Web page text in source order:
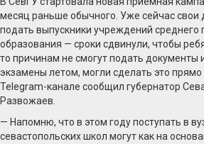
месяц раньше обычного. Уже сейчас свои
подать выпускники учреждений среднего
образования — сроки сдвинули, чтобы
то причинам не смогут подать документы
экзамены летом, могли сделать это
Telegram-канале сообщил губернатор
Развожаев.
— Напомню, что в этом году поступать в
севастопольских школ могут как на